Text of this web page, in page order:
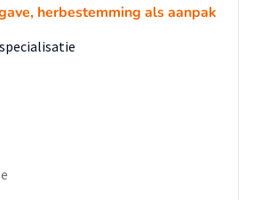
herbestemming als aanpak